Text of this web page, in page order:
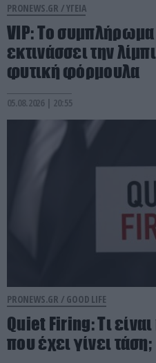
PRONEWS.GR /ΥΓΕΙΑ
VIP: To
εκτινάσσει την
φυτική φόρμουλα
05.08.2026 | 20:55
PRONEWS.GR / GOOD LIFE
Quiet Firing: Τι
που έχει γίνει τάση;